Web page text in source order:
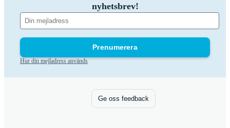
nyhetsbrev!
Prenumerera
Hur din mejladress används
Ge oss feedback